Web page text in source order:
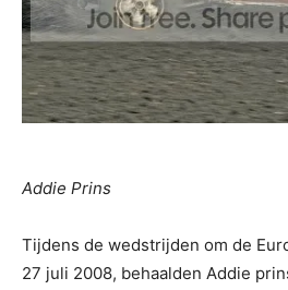
Addie Prins
Tijdens de wedstrijden om de
27 juli 2008, behaalden Addie